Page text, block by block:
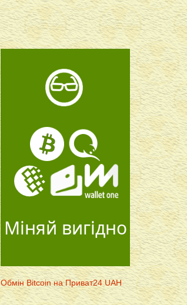
Міняй вигідно
Обмін Bitcoin на Приват24 UAH